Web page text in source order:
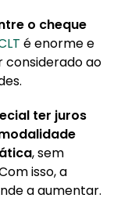
o cheque
é enorme e
ao
ter juros
, sem
isso, a
a aumentar.